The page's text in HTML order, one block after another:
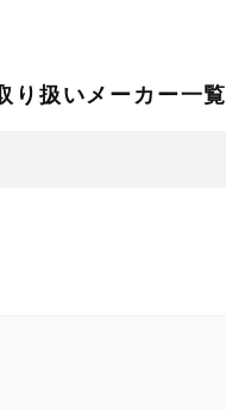
り扱いメーカー一覧